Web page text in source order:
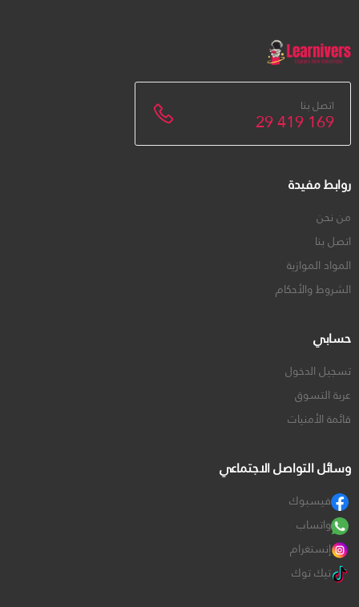
اتصل بنا
29 419 169
روابط مفيدة
من نحن
اتصل بنا
المواد الموازية
الشروط والأحكام
حسابي
تسجيل الدخول
عربة التسوق
قائمة الأمنيات
وسائل التواصل الاجتماعي
فيسبوك
واتساب
إنستغرام
تيك توك